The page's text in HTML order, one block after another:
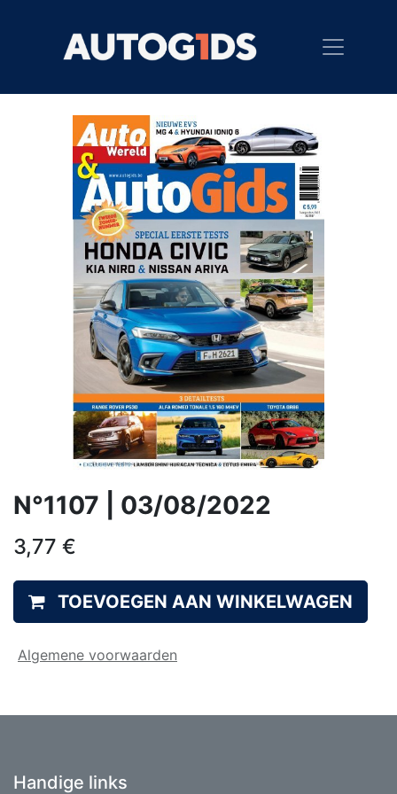
N°1107 | 03/08/2022
3,77 €
TOEVOEGEN AAN WINKELWAGEN
Algemene voorwaarden
Handige links